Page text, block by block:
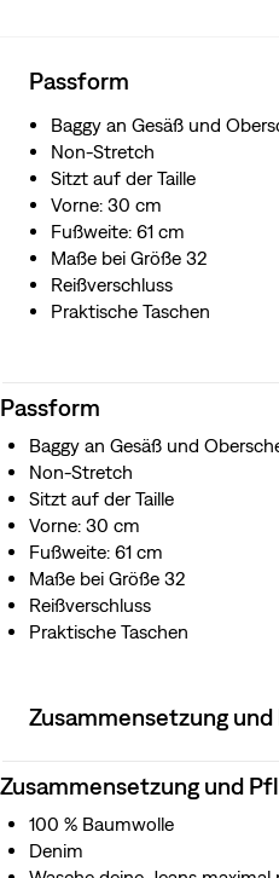
Passform
Baggy an Gesäß und
Non-Stretch
Sitzt auf der Taille
Vorne: 30 cm
Fußweite: 61 cm
Maße bei Größe 32
Reißverschluss
Praktische Taschen
Passform
Baggy an Gesäß und
Non-Stretch
Sitzt auf der Taille
Vorne: 30 cm
Fußweite: 61 cm
Maße bei Größe 32
Reißverschluss
Praktische Taschen
Zusammensetzung und
Zusammensetzung und
100 % Baumwolle
Denim